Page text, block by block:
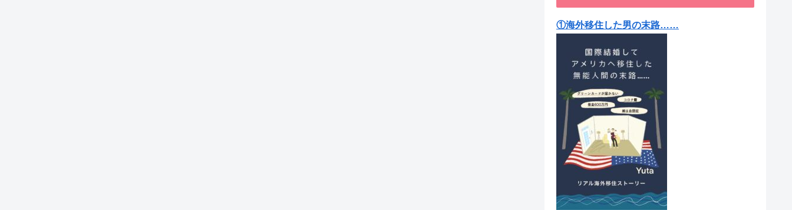
①海外移住した男の末路……